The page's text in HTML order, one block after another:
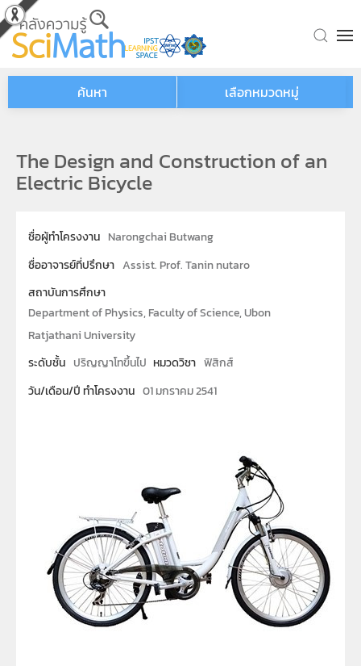
Skip to main content
ค้นหา เลือกหมวดหมู่
The Design and Construction of an
Electric Bicycle
ชื่อผู้ทำโครงงาน Narongchai Butwang
ชื่ออาจารย์ที่ปรึกษา Assist. Prof. Tanin nutaro
สถาบันการศึกษา
Department of Physics, Faculty of Science, Ubon
Ratjathani University
ระดับชั้น ปริญญาโทขึ้นไป หมวดวิชา ฟิสิกส์
วัน/เดือน/ปี ทำโครงงาน 01 มกราคม 2541